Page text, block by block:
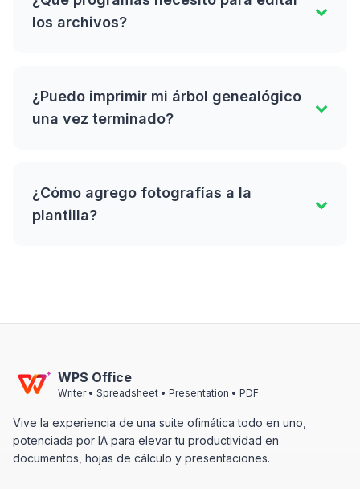
los archivos?
¿Puedo imprimir mi árbol genealógico
una vez terminado?
¿Cómo agrego fotografías a la
plantilla?
WPS Office
Writer • Spreadsheet • Presentation • PDF
Vive la experiencia de una suite ofimática todo en uno,
potenciada por IA para elevar tu productividad en
documentos, hojas de cálculo y presentaciones.